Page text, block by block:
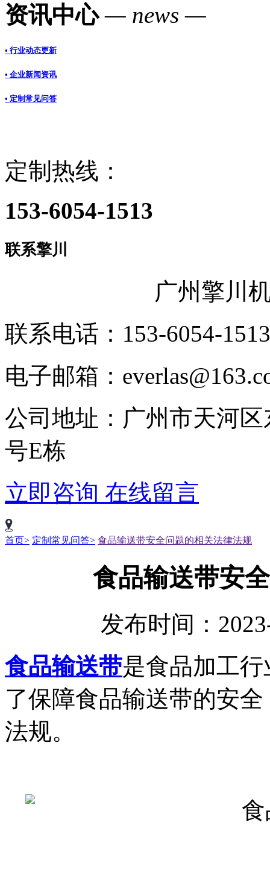
资讯中心— news —
• 行业动态更新
• 企业新闻资讯
• 定制常见问答
定制热线：
153-6054-1513
联系擎川
广州擎川
联系电话：153-6054-1513
电子邮箱：
公司地址：广州市天河
号E栋
立即咨询 在线留言
首页> 定制常见问答> 食品输送带安全问题的相关法律法规
食品输送带安
发布时间：
食品输送带是食品加工
了保障食品输送带的安
法规。